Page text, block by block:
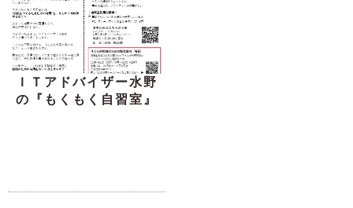
ＩＴアドバイザー水野
の『もくもく自習室』